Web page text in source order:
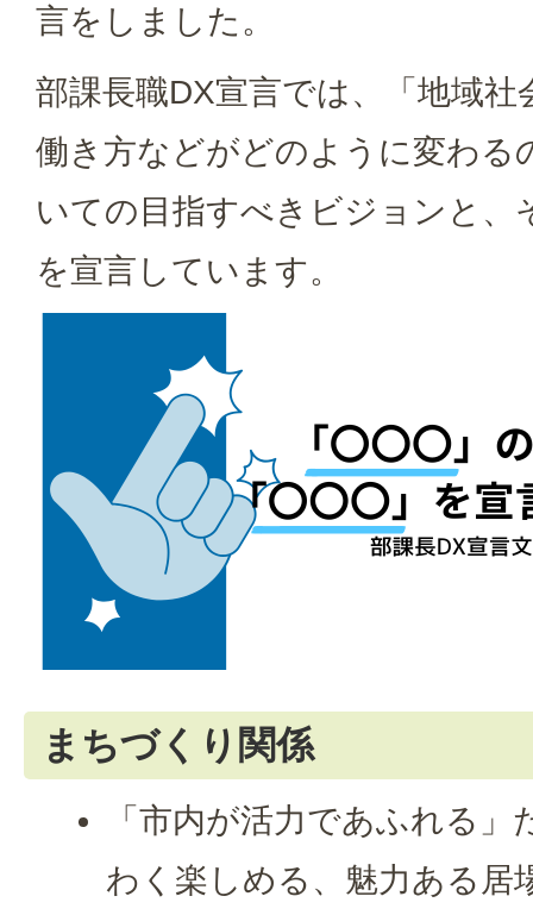
言をしました。
部課長職DX宣言では、「地域社
働き方などがどのように変わる
いての目指すべきビジョンと、
を宣言しています。
まちづくり関係
「市内が活力であふれる
わく楽しめる、魅力ある居